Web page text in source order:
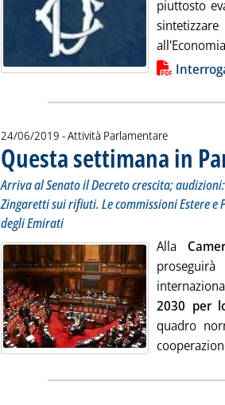
piuttosto
Lista allegati PDF alla notizia
24/06/2019 - Attività Parlamentare
Questa settimana in
Arriva al Senato il Decreto crescita;
Zingaretti sui rifiuti. Le commissioni Estere
degli Emirati
Alla
2030 per
quadro